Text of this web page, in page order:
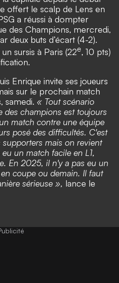
offert le scalp de Lens en
a réussi à dompter
des Champions, mercredi,
deux buts d’écart (4-2).
sursis à Paris (22e, 10 pts)
Enrique invite ses joueurs
sur le prochain match
samedi. « Tout scénario
des champions est toujours
match contre une équipe
posé des difficultés. C'est
mais on revient
un match facile en L1,
En 2025, il n'y a pas eu un
coupe ou demain. Il faut
sérieuse », lance le